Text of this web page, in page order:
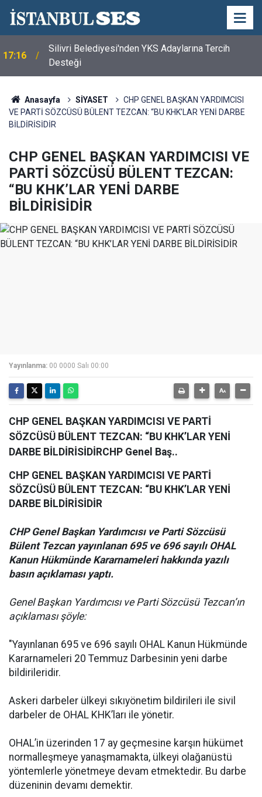
17:16
Silivri Belediyesi'nden YKS Adaylarına Tercih
Desteği
Anasayfa SİYASET
CHP GENEL BAŞKAN YARDIMCISI
VE PARTİ SÖZCÜSÜ BÜLENT TEZCAN: “BU KHK’LAR YENİ DARBE
BİLDİRİSİDİR
CHP GENEL BAŞKAN YARDIMCISI VE
PARTİ SÖZCÜSÜ BÜLENT TEZCAN:
“BU KHK’LAR YENİ DARBE
BİLDİRİSİDİR
Yayınlanma: 00 0000 Salı 00:00
CHP GENEL BAŞKAN YARDIMCISI VE PARTİ
SÖZCÜSÜ BÜLENT TEZCAN: “BU KHK’LAR YENİ
DARBE BİLDİRİSİDİRCHP Genel Baş..
CHP GENEL BAŞKAN YARDIMCISI VE PARTİ
SÖZCÜSÜ BÜLENT TEZCAN: “BU KHK’LAR YENİ
DARBE BİLDİRİSİDİR
CHP Genel Başkan Yardımcısı ve Parti Sözcüsü
Bülent Tezcan yayınlanan 695 ve 696 sayılı OHAL
Kanun Hükmünde Kararnameleri hakkında yazılı
basın açıklaması yaptı.
Genel Başkan Yardımcısı ve Parti Sözcüsü Tezcan’ın
açıklaması şöyle:
"Yayınlanan 695 ve 696 sayılı OHAL Kanun Hükmünde
Kararnameleri 20 Temmuz Darbesinin yeni darbe
bildirileridir.
Askeri darbeler ülkeyi sıkıyönetim bildirileri ile sivil
darbeler de OHAL KHK’ları ile yönetir.
OHAL’in üzerinden 17 ay geçmesine karşın hükümet
normalleşmeye yanaşmamakta, ülkeyi olağanüstü
yöntemlerle yönetmeye devam etmektedir. Bu darbe
düzeninin devamı demektir.